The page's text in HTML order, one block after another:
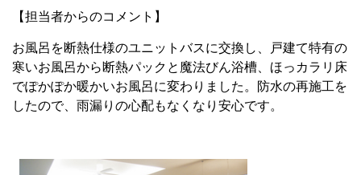
【担当者からのコメント】
お風呂を断熱仕様のユニットバスに交換し、戸建て特有の
寒いお風呂から断熱パックと魔法びん浴槽、ほっカラリ床
でぽかぽか暖かいお風呂に変わりました。防水の再施工を
したので、雨漏りの心配もなくなり安心です。